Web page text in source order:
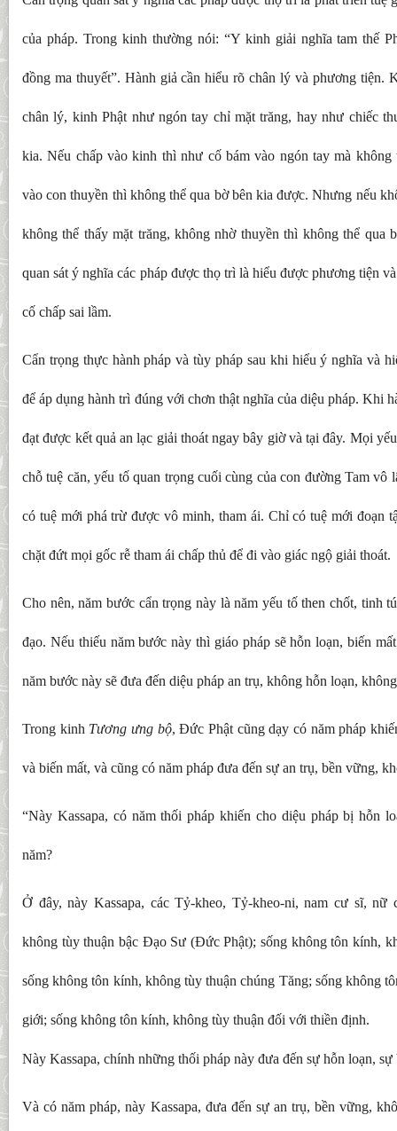
của pháp. Trong kinh thường nói: “Y kinh giải nghĩa tam thế
đồng ma thuyết”. Hành giả cần hiểu rõ chân lý và phương tiện.
chân lý, kinh Phật như ngón tay chỉ mặt trăng, hay như chiếc
kia. Nếu chấp vào kinh thì như cố bám vào ngón tay mà không
vào con thuyền thì không thể qua bờ bên kia được. Nhưng nếu
không thể thấy mặt trăng, không nhờ thuyền thì không thể qua
quan sát ý nghĩa các pháp được thọ trì là hiểu được phương tiện
cố chấp sai lầm.
Cẩn trọng thực hành pháp và tùy pháp sau khi hiểu ý nghĩa và
để áp dụng hành trì đúng với chơn thật nghĩa của diệu pháp. Khi
đạt được kết quả an lạc giải thoát ngay bây giờ và tại đây. Mọi
chỗ tuệ căn, yếu tố quan trọng cuối cùng của con đường Tam
có tuệ mới phá trừ được vô minh, tham ái. Chỉ có tuệ mới đoạn
chặt đứt mọi gốc rễ tham ái chấp thủ để đi vào giác ngộ giải thoát.
Cho nên, năm bước cẩn trọng này là năm yếu tố then chốt, tinh
đạo. Nếu thiếu năm bước này thì giáo pháp sẽ hỗn loạn, biến
năm bước này sẽ đưa đến diệu pháp an trụ, không hỗn loạn,
Trong kinh Tương ưng bộ, Đức Phật cũng dạy có năm pháp
và biến mất, và cũng có năm pháp đưa đến sự an trụ, bền vững,
“Này Kassapa, có năm thối pháp khiến cho diệu pháp bị hỗn
năm?
Ở đây, này Kassapa, các Tỷ-kheo, Tỷ-kheo-ni, nam cư sĩ,
không tùy thuận bậc Đạo Sư (Đức Phật); sống không tôn kính,
sống không tôn kính, không tùy thuận chúng Tăng; sống không
giới; sống không tôn kính, không tùy thuận đối với thiền định.
Này Kassapa, chính những thối pháp này đưa đến sự hỗn loạn, sự
Và có năm pháp, này Kassapa, đưa đến sự an trụ, bền vững,